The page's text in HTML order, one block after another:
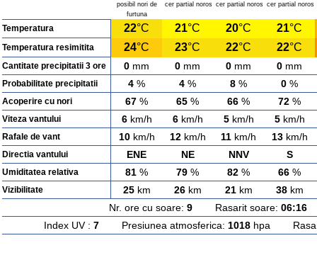
posibil nori de
furtuna
cer partial noros cer partial noros cer partial noros
Temperatura 22°C 21°C 20°C 21°C
Temperatura resimitita 24°C 23°C 22°C 22°C
Cantitate precipitatii 3 ore 0 mm 0 mm 0 mm 0 mm
Probabilitate precipitatii 4 % 4 % 8 % 0 %
Acoperire cu nori 67 % 65 % 66 % 72 %
Viteza vantului 6km/h 6km/h 5km/h 5km/h
Rafale de vant 10km/h 12km/h 11 km/h 13km/h
Directia vantului ENE NE NNV S
Umiditatea relativa 81 % 79 % 82 % 66 %
Vizibilitate 25km 26km 21km 38km
Nr. ore cu soare: 9Rasarit soare: 06:16
Index UV : 7Presiunea atmosferica: 1018hpa